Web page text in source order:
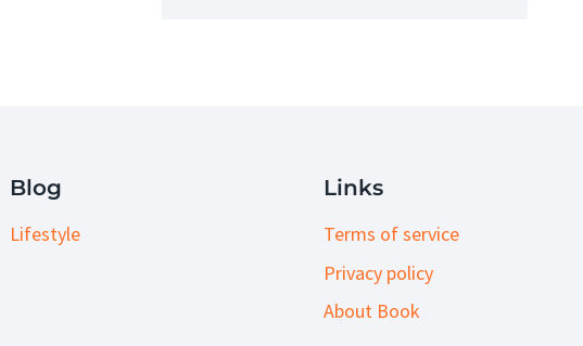
Blog
Lifestyle
Links
Terms of service
Privacy policy
About Book